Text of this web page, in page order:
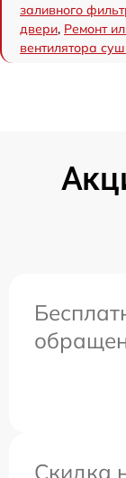
заливного
двери, Ремонт
вентилятора
Скидка